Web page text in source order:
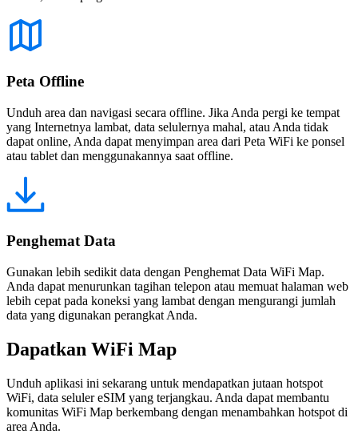
Peta Offline
Unduh area dan navigasi secara offline. Jika Anda pergi ke tempat
yang Internetnya lambat, data selulernya mahal, atau Anda tidak
dapat online, Anda dapat menyimpan area dari Peta WiFi ke ponsel
atau tablet dan menggunakannya saat offline.
Penghemat Data
Gunakan lebih sedikit data dengan Penghemat Data WiFi Map.
Anda dapat menurunkan tagihan telepon atau memuat halaman web
lebih cepat pada koneksi yang lambat dengan mengurangi jumlah
data yang digunakan perangkat Anda.
Dapatkan WiFi Map
Unduh aplikasi ini sekarang untuk mendapatkan jutaan hotspot
WiFi, data seluler eSIM yang terjangkau. Anda dapat membantu
komunitas WiFi Map berkembang dengan menambahkan hotspot di
area Anda.